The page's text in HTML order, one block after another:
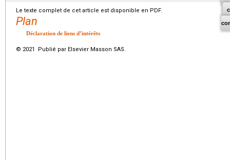
Le texte complet de cet article est disponible en PDF.
Plan
Déclaration de liens d’intérêts
© 2021 Publié par Elsevier Masson SAS.